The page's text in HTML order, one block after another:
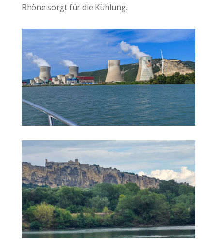
Rhône sorgt für die Kühlung.